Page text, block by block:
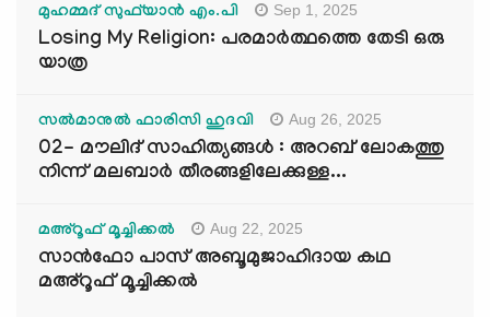
മുഹമ്മദ് സുഫ്‌യാൻ എം.പി Sep 1, 2025
Losing My Religion: പരമാർത്ഥത്തെ തേടി ഒരു
യാത്ര
സൽമാനുൽ ഫാരിസി ഹുദവി Aug 26, 2025
02- മൗലിദ് സാഹിത്യങ്ങൾ : അറബ് ലോകത്തു
നിന്ന് മലബാർ തീരങ്ങളിലേക്കുള്ള...
മഅ്റൂഫ് മൂച്ചിക്കല്‍ Aug 22, 2025
സാൻഫോ പാസ് അബൂമുജാഹിദായ കഥ
മഅ്റൂഫ് മൂച്ചിക്കല്‍